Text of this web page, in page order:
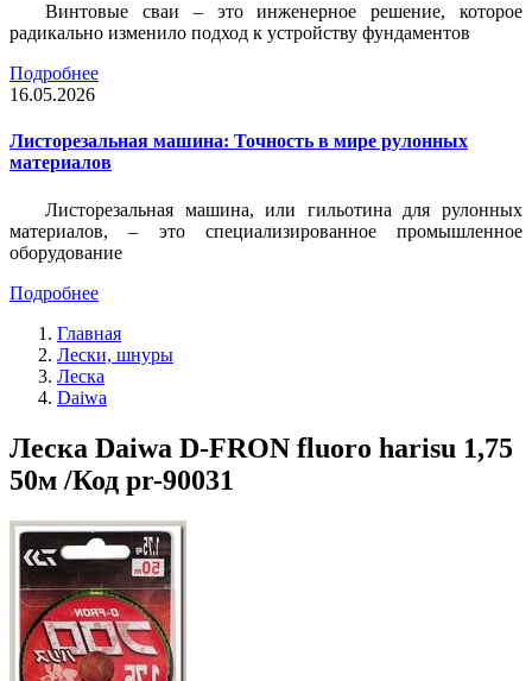
Винтовые сваи – это инженерное решение, которое
радикально изменило подход к устройству фундаментов
Подробнее
16.05.2026
Листорезальная машина: Точность в мире рулонных
материалов
Листорезальная машина, или гильотина для рулонных
материалов, – это специализированное промышленное
оборудование
Подробнее
Главная
Лески, шнуры
Леска
Daiwa
Леска Daiwa D-FRON fluoro harisu 1,75
50м /Код pr-90031